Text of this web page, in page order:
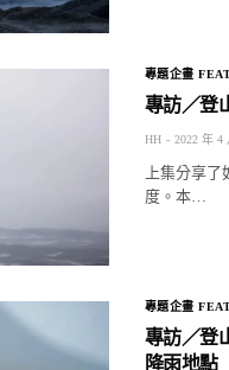
專題企畫
專訪／登
HH 2022 年 4
上集分享
度。本…
專題企畫
專訪／登
降雨地點